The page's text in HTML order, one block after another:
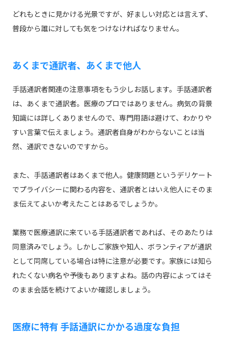
どれもときに見かける光景ですが、好ましい対応とは言えず、
普段から誰に対しても気をつけなければなりません。
あくまで通訳者、あくまで他人
手話通訳者関連の注意事項をもう少しお話します。手話通訳者
は、あくまで通訳者。医療のプロではありません。病気の背景
知識には詳しくありませんので、専門用語は避けて、わかりや
すい言葉で伝えましょう。通訳者自身がわからないことは当
然、通訳できないのですから。
また、手話通訳者はあくまで他人。健康問題というデリケート
でプライバシーに関わる内容を、通訳者とはいえ他人にそのま
ま伝えてよいか考えたことはあるでしょうか。
業務で医療通訳に来ている手話通訳者であれば、そのあたりは
同意済みでしょう。しかしご家族や知人、ボランティアが通訳
として同席している場合は特に注意が必要です。家族には知ら
れたくない病名や予後もありますよね。話の内容によってはそ
のまま会話を続けてよいか確認しましょう。
医療に特有 手話通訳にかかる過度な負担